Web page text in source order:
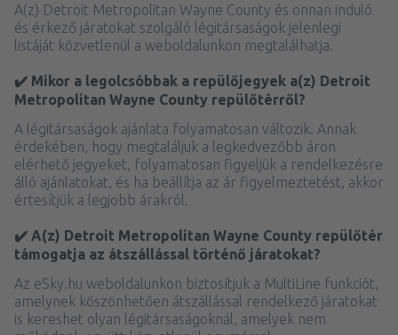
A(z) Detroit Metropolitan Wayne County és onnan induló
és érkező járatokat szolgáló légitársaságok jelenlegi
listáját közvetlenül a weboldalunkon megtalálhatja.
✔️ Mikor a legolcsóbbak a repülőjegyek a(z) Detroit
Metropolitan Wayne County repülőtérről?
A légitársaságok ajánlata folyamatosan változik. Annak
érdekében, hogy megtaláljuk a legkedvezőbb áron
elérhető jegyeket, folyamatosan figyeljük a rendelkezésre
álló ajánlatokat, és ha beállítja az ár figyelmeztetést, akkor
értesítjük a legjobb árakról.
✔️ A(z) Detroit Metropolitan Wayne County repülőtér
támogatja az átszállással történő járatokat?
Az eSky.hu weboldalunkon biztosítjuk a MultiLine funkciót,
amelynek köszönhetően átszállással rendelkező járatokat
is kereshet olyan légitársaságoknál, amelyek nem